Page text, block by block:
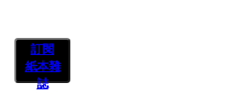
訂閱
紙本雜
誌